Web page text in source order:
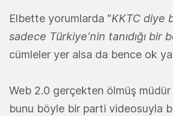
Elbette yorumlarda "KKTC diye
sadece Türkiye'nin tanıdığı bir
cümleler yer alsa da bence ok
Web 2.0 gerçekten ölmüş müdür
bunu böyle bir parti videosuyla